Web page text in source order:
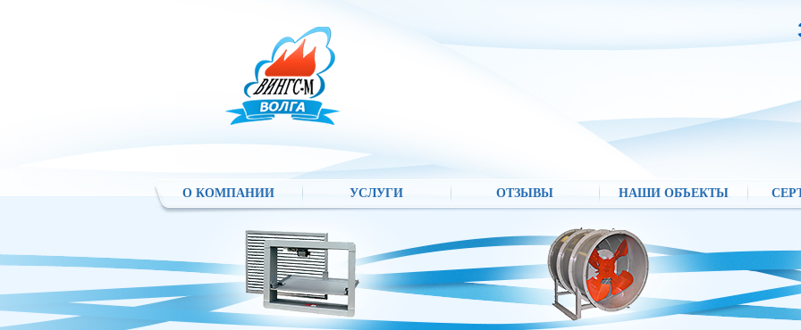
О КОМПАНИИ УСЛУГИ ОТЗЫВЫ НАШИ ОБЪЕКТЫ